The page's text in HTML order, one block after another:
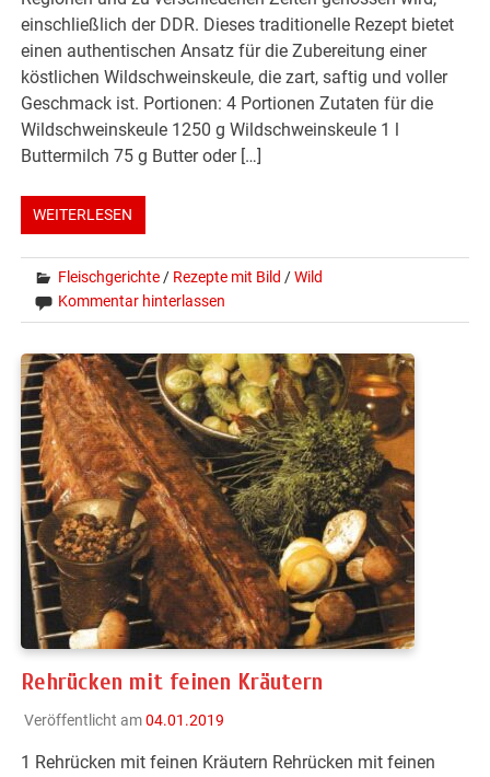
einschließlich der DDR. Dieses traditionelle Rezept bietet
einen authentischen Ansatz für die Zubereitung einer
köstlichen Wildschweinskeule, die zart, saftig und voller
Geschmack ist. Portionen: 4 Portionen Zutaten für die
Wildschweinskeule 1250 g Wildschweinskeule 1 l
Buttermilch 75 g Butter oder […]
WEITERLESEN
Fleischgerichte / Rezepte mit Bild /Wild
Kommentar hinterlassen
Rehrücken mit feinen Kräutern
Veröffentlicht am04.01.2019
1 Rehrücken mit feinen Kräutern Rehrücken mit feinen